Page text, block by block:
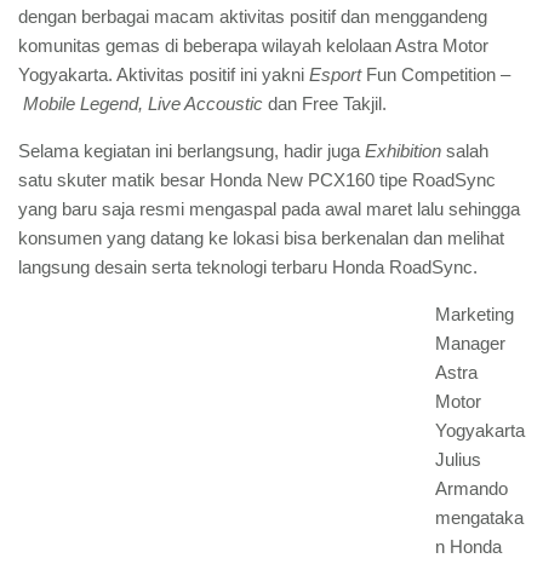
dengan berbagai macam aktivitas positif dan menggandeng
komunitas gemas di beberapa wilayah kelolaan Astra Motor
Yogyakarta. Aktivitas positif ini yakni EsportFun Competition –
Mobile Legend, Live Accoustic dan Free Takjil.
Selama kegiatan ini berlangsung, hadir juga Exhibition salah
satu skuter matik besar Honda New PCX160 tipe RoadSync
yang baru saja resmi mengaspal pada awal maret lalu sehingga
konsumen yang datang ke lokasi bisa berkenalan dan melihat
langsung desain serta teknologi terbaru Honda RoadSync.
Marketing
Manager
Astra
Motor
Yogyakarta
Julius
Armando
mengataka
n Honda